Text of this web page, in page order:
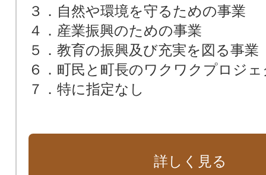
３．自然や環境を守るための事業
４．産業振興のための事業
５．教育の振興及び充実を図る事業
６．町民と町長のワクワクプロジ
７．特に指定なし
詳しく見る